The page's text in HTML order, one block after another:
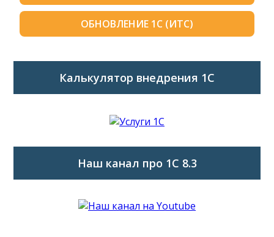
ОБНОВЛЕНИЕ 1С (ИТС)
Калькулятор внедрения 1C
Наш канал про 1С 8.3